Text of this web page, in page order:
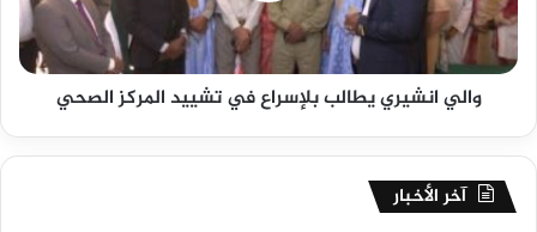
والي انشيري يطالب بلإسراع في تشييد المركز الصحي
آخر الأخبار